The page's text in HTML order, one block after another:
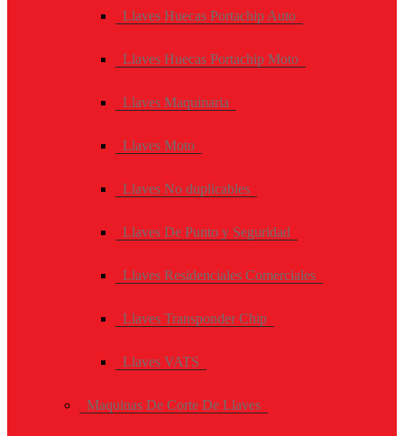
Llaves Huecas Portachip Auto
Llaves Huecas Portachip Moto
Llaves Maquinaria
Llaves Moto
Llaves No duplicables
Llaves De Punto y Seguridad
Llaves Residenciales Comerciales
Llaves Transponder Chip
Llaves VATS
Maquinas De Corte De Llaves